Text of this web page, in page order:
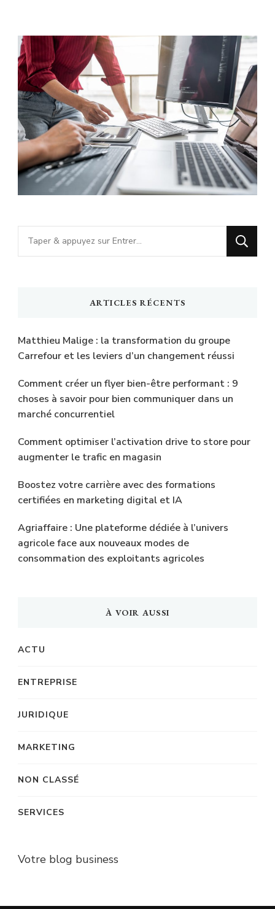
Vous
recherchiez
ARTICLES RÉCENTS
Matthieu Malige : la transformation du groupe
Carrefour et les leviers d’un changement réussi
Comment créer un flyer bien-être performant : 9
choses à savoir pour bien communiquer dans un
marché concurrentiel
Comment optimiser l’activation drive to store pour
augmenter le trafic en magasin
Boostez votre carrière avec des formations
certifiées en marketing digital et IA
Agriaffaire : Une plateforme dédiée à l’univers
agricole face aux nouveaux modes de
consommation des exploitants agricoles
À VOIR AUSSI
ACTU
ENTREPRISE
JURIDIQUE
MARKETING
NON CLASSÉ
SERVICES
Votre blog business